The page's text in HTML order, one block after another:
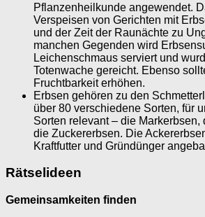
Pflanzenheilkunde angewendet.
Verspeisen von Gerichten mit
und der Zeit der Raunächte zu
manchen Gegenden wird
Leichenschmaus serviert und
Totenwache gereicht. Ebenso
Fruchtbarkeit erhöhen.
Erbsen gehören zu den
über 80 verschiedene Sorten, für
Sorten relevant – die Markerbsen,
die Zuckererbsen. Die
Kraftfutter und Gründünger
Rätselideen
Gemeinsamkeiten finden